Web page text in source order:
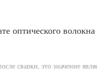
оптического волокна
сварки, это значение